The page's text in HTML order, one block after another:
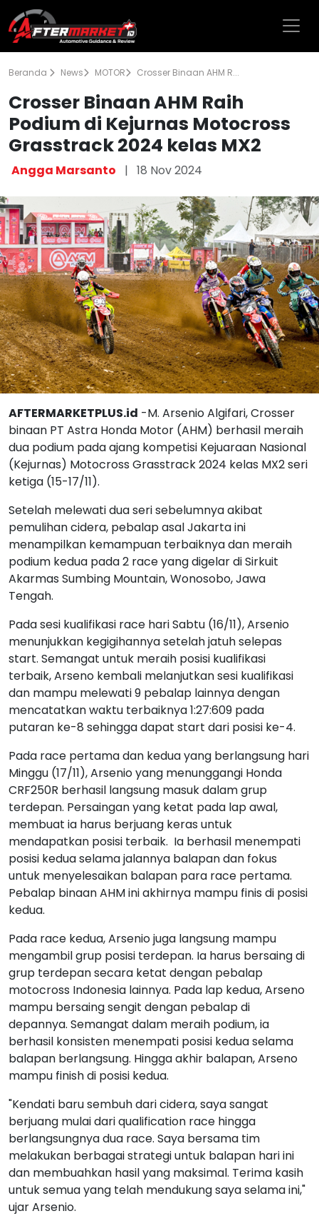
Beranda News MOTOR Crosser Binaan AHM R...
Crosser Binaan AHM Raih
Podium di Kejurnas Motocross
Grasstrack 2024 kelas MX2
Angga Marsanto | 18 Nov 2024
AFTERMARKETPLUS.id -M. Arsenio Algifari, Crosser
binaan PT Astra Honda Motor (AHM) berhasil meraih
dua podium pada ajang kompetisi Kejuaraan Nasional
(Kejurnas) Motocross Grasstrack 2024 kelas MX2 seri
ketiga (15-17/11).
Setelah melewati dua seri sebelumnya akibat
pemulihan cidera, pebalap asal Jakarta ini
menampilkan kemampuan terbaiknya dan meraih
podium kedua pada 2 race yang digelar di Sirkuit
Akarmas Sumbing Mountain, Wonosobo, Jawa
Tengah.
Pada sesi kualifikasi race hari Sabtu (16/11), Arsenio
menunjukkan kegigihannya setelah jatuh selepas
start. Semangat untuk meraih posisi kualifikasi
terbaik, Arseno kembali melanjutkan sesi kualifikasi
dan mampu melewati 9 pebalap lainnya dengan
mencatatkan waktu terbaiknya 1:27:609 pada
putaran ke-8 sehingga dapat start dari posisi ke-4.
Pada race pertama dan kedua yang berlangsung hari
Minggu (17/11), Arsenio yang menunggangi Honda
CRF250R berhasil langsung masuk dalam grup
terdepan. Persaingan yang ketat pada lap awal,
membuat ia harus berjuang keras untuk
mendapatkan posisi terbaik. Ia berhasil menempati
posisi kedua selama jalannya balapan dan fokus
untuk menyelesaikan balapan para race pertama.
Pebalap binaan AHM ini akhirnya mampu finis di posisi
kedua.
Pada race kedua, Arsenio juga langsung mampu
mengambil grup posisi terdepan. Ia harus bersaing di
grup terdepan secara ketat dengan pebalap
motocross Indonesia lainnya. Pada lap kedua, Arseno
mampu bersaing sengit dengan pebalap di
depannya. Semangat dalam meraih podium, ia
berhasil konsisten menempati posisi kedua selama
balapan berlangsung. Hingga akhir balapan, Arseno
mampu finish di posisi kedua.
"Kendati baru sembuh dari cidera, saya sangat
berjuang mulai dari qualification race hingga
berlangsungnya dua race. Saya bersama tim
melakukan berbagai strategi untuk balapan hari ini
dan membuahkan hasil yang maksimal. Terima kasih
untuk semua yang telah mendukung saya selama ini,"
ujar Arsenio.